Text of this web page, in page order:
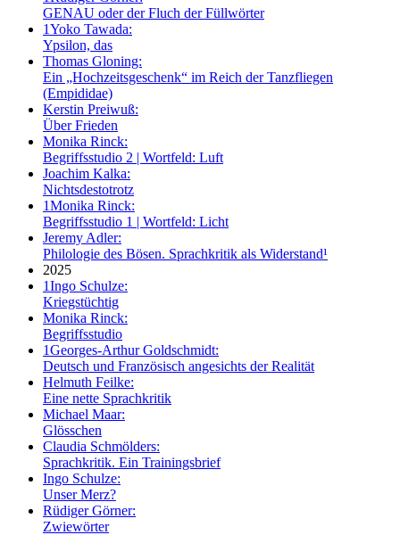
GENAU oder der Fluch der Füllwörter
1Yoko Tawada:
Ypsilon, das
Thomas Gloning:
Ein „Hochzeitsgeschenk“ im Reich der Tanzfliegen
(Empididae)
Kerstin Preiwuß:
Über Frieden
Monika Rinck:
Begriffsstudio 2 | Wortfeld: Luft
Joachim Kalka:
Nichtsdestotrotz
1Monika Rinck:
Begriffsstudio 1 | Wortfeld: Licht
Jeremy Adler:
Philologie des Bösen. Sprachkritik als Widerstand¹
2025
1Ingo Schulze:
Kriegstüchtig
Monika Rinck:
Begriffsstudio
1Georges-Arthur Goldschmidt:
Deutsch und Französisch angesichts der Realität
Helmuth Feilke:
Eine nette Sprachkritik
Michael Maar:
Glösschen
Claudia Schmölders:
Sprachkritik. Ein Trainingsbrief
Ingo Schulze:
Unser Merz?
Rüdiger Görner:
Zwiewörter